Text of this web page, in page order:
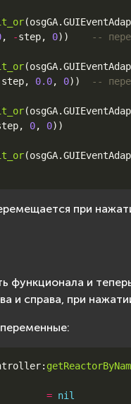
(osgGA.
, -step, 0))
--
(osgGA.
step, 0.0, 0))
--
(osgGA.
, 0, 0))
(osgGA.
при
функционала и
и справа, при
:
= nil